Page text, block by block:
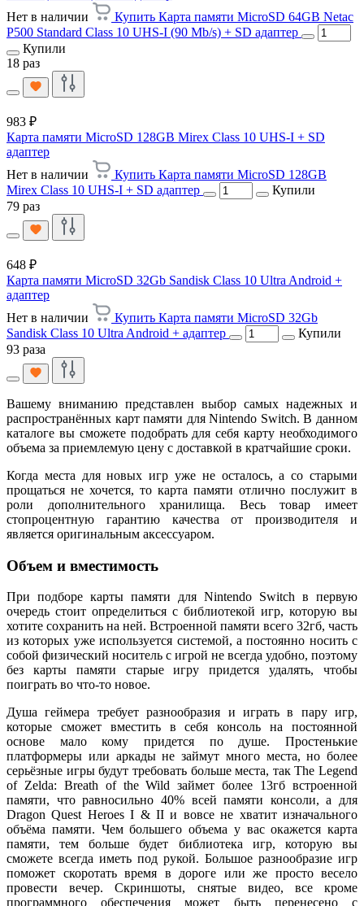
Нет в наличии
Купить Карта памяти MicroSD 64GB Netac
P500 Standard Class 10 UHS-I (90 Mb/s) + SD адаптер
Купили
18 раз
983 ₽
Карта памяти MicroSD 128GB Mirex Class 10 UHS-I + SD
адаптер
Нет в наличии
Купить Карта памяти MicroSD 128GB
Mirex Class 10 UHS-I + SD адаптер
Купили
79 раз
648 ₽
Карта памяти MicroSD 32Gb Sandisk Class 10 Ultra Android +
адаптер
Нет в наличии
Купить Карта памяти MicroSD 32Gb
Sandisk Class 10 Ultra Android + адаптер
Купили
93 раза
Вашему вниманию представлен выбор самых надежных и
распространённых карт памяти для Nintendo Switch. В данном
каталоге вы сможете подобрать для себя карту необходимого
объема за приемлемую цену с доставкой в кратчайшие сроки.
Когда места для новых игр уже не осталось, а со старыми
прощаться не хочется, то карта памяти отлично послужит в
роли дополнительного хранилища. Весь товар имеет
стопроцентную гарантию качества от производителя и
является оригинальным аксессуаром.
Объем и вместимость
При подборе карты памяти для Nintendo Switch в первую
очередь стоит определиться с библиотекой игр, которую вы
хотите сохранить на ней. Встроенной памяти всего 32гб, часть
из которых уже используется системой, а постоянно носить с
собой физический носитель с игрой не всегда удобно, поэтому
без карты памяти старые игру придется удалять, чтобы
поиграть во что-то новое.
Душа геймера требует разнообразия и играть в пару игр,
которые сможет вместить в себя консоль на постоянной
основе мало кому придется по душе. Простенькие
платформеры или аркады не займут много места, но более
серьёзные игры будут требовать больше места, так The Legend
of Zelda: Breath of the Wild займет более 13гб встроенной
памяти, что равносильно 40% всей памяти консоли, а для
Dragon Quest Heroes I & II и вовсе не хватит изначального
объёма памяти. Чем большего объема у вас окажется карта
памяти, тем больше будет библиотека игр, которую вы
сможете всегда иметь под рукой. Большое разнообразие игр
поможет скоротать время в дороге или же просто весело
провести вечер. Скриншоты, снятые видео, все кроме
программного обеспечения может быть перенесено с